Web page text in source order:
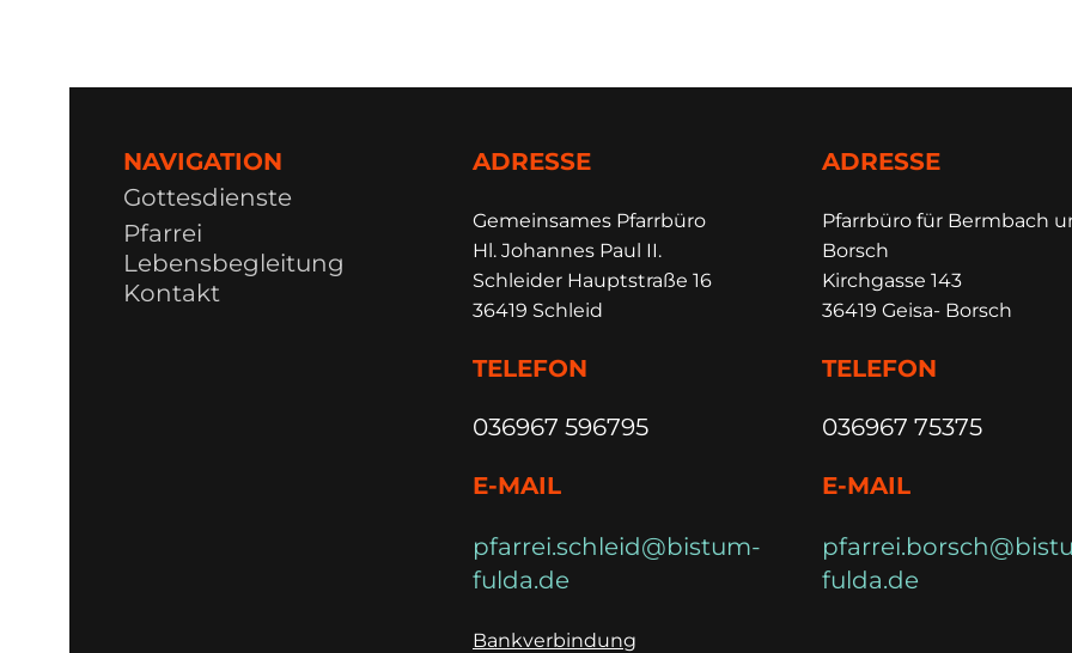
NAVIGATION
Gottesdienste
Pfarrei
Lebensbegleitung
Kontakt
ADRESSE
Gemeinsames Pfarrbüro
Hl. Johannes Paul II.
Schleider Hauptstraße 16
36419 Schleid
TELEFON
036967 596795
E-MAIL
pfarrei.schleid@bistum-
fulda.de
Bankverbindung
ADRESSE
Pfarrbüro für Bermbach
Borsch
Kirchgasse 143
36419 Geisa- Borsch
TELEFON
036967 75375
E-MAIL
fulda.de